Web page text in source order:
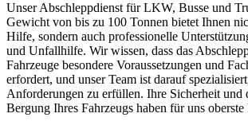
Unser Abschleppdienst für LKW, Busse und
Gewicht von bis zu 100 Tonnen bietet Ihnen
Hilfe, sondern auch professionelle
und Unfallhilfe. Wir wissen, dass das
Fahrzeuge besondere Voraussetzungen und
erfordert, und unser Team ist darauf
Anforderungen zu erfüllen. Ihre Sicherheit und
Bergung Ihres Fahrzeugs haben für uns oberste